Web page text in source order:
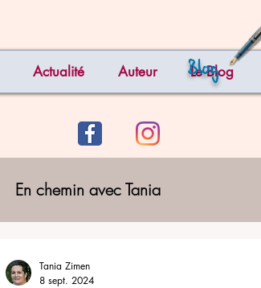
Actualité Auteur Le Blog
Blog
En chemin avec Tania
Tania Zimen
8 sept. 2024